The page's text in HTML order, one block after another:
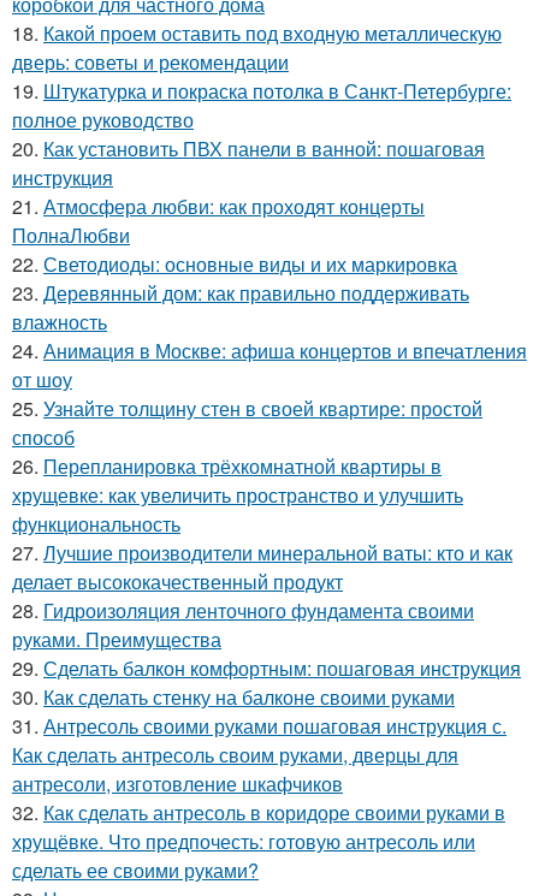
18. Какой проем оставить под входную металлическую
дверь: советы и рекомендации
19. Штукатурка и покраска потолка в Санкт-Петербурге:
полное руководство
20. Как установить ПВХ панели в ванной: пошаговая
инструкция
21. Атмосфера любви: как проходят концерты
ПолнаЛюбви
22. Светодиоды: основные виды и их маркировка
23. Деревянный дом: как правильно поддерживать
влажность
24. Анимация в Москве: афиша концертов и впечатления
от шоу
25. Узнайте толщину стен в своей квартире: простой
способ
26. Перепланировка трёхкомнатной квартиры в
хрущевке: как увеличить пространство и улучшить
функциональность
27. Лучшие производители минеральной ваты: кто и как
делает высококачественный продукт
28. Гидроизоляция ленточного фундамента своими
руками. Преимущества
29. Сделать балкон комфортным: пошаговая инструкция
30. Как сделать стенку на балконе своими руками
31. Антресоль своими руками пошаговая инструкция с.
Как сделать антресоль своим руками, дверцы для
антресоли, изготовление шкафчиков
32. Как сделать антресоль в коридоре своими руками в
хрущёвке. Что предпочесть: готовую антресоль или
сделать ее своими руками?